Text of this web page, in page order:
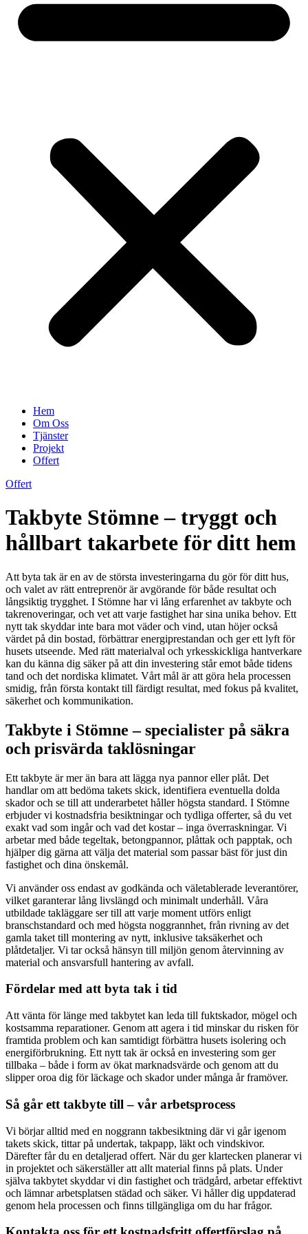
Hem
Om Oss
Tjänster
Projekt
Offert
Offert
Takbyte Stömne – tryggt och
hållbart takarbete för ditt hem
Att byta tak är en av de största investeringarna du gör för ditt hus,
och valet av rätt entreprenör är avgörande för både resultat och
långsiktig trygghet. I Stömne har vi lång erfarenhet av takbyte och
takrenoveringar, och vet att varje fastighet har sina unika behov. Ett
nytt tak skyddar inte bara mot väder och vind, utan höjer också
värdet på din bostad, förbättrar energiprestandan och ger ett lyft för
husets utseende. Med rätt materialval och yrkesskickliga hantverkare
kan du känna dig säker på att din investering står emot både tidens
tand och det nordiska klimatet. Vårt mål är att göra hela processen
smidig, från första kontakt till färdigt resultat, med fokus på kvalitet,
säkerhet och kommunikation.
Takbyte i Stömne – specialister på säkra
och prisvärda taklösningar
Ett takbyte är mer än bara att lägga nya pannor eller plåt. Det
handlar om att bedöma takets skick, identifiera eventuella dolda
skador och se till att underarbetet håller högsta standard. I Stömne
erbjuder vi kostnadsfria besiktningar och tydliga offerter, så du vet
exakt vad som ingår och vad det kostar – inga överraskningar. Vi
arbetar med både tegeltak, betongpannor, plåttak och papptak, och
hjälper dig gärna att välja det material som passar bäst för just din
fastighet och dina önskemål.
Vi använder oss endast av godkända och väletablerade leverantörer,
vilket garanterar lång livslängd och minimalt underhåll. Våra
utbildade takläggare ser till att varje moment utförs enligt
branschstandard och med högsta noggrannhet, från rivning av det
gamla taket till montering av nytt, inklusive taksäkerhet och
plåtdetaljer. Vi tar också hänsyn till miljön genom återvinning av
material och ansvarsfull hantering av avfall.
Fördelar med att byta tak i tid
Att vänta för länge med takbytet kan leda till fuktskador, mögel och
kostsamma reparationer. Genom att agera i tid minskar du risken för
framtida problem och kan samtidigt förbättra husets isolering och
energiförbrukning. Ett nytt tak är också en investering som ger
tillbaka – både i form av ökat marknadsvärde och genom att du
slipper oroa dig för läckage och skador under många år framöver.
Så går ett takbyte till – vår arbetsprocess
Vi börjar alltid med en noggrann takbesiktning där vi går igenom
takets skick, tittar på undertak, takpapp, läkt och vindskivor.
Därefter får du en detaljerad offert. När du ger klartecken planerar vi
in projektet och säkerställer att allt material finns på plats. Under
själva takbytet skyddar vi din fastighet och trädgård, arbetar effektivt
och lämnar arbetsplatsen städad och säker. Vi håller dig uppdaterad
genom hela processen och finns tillgängliga om du har frågor.